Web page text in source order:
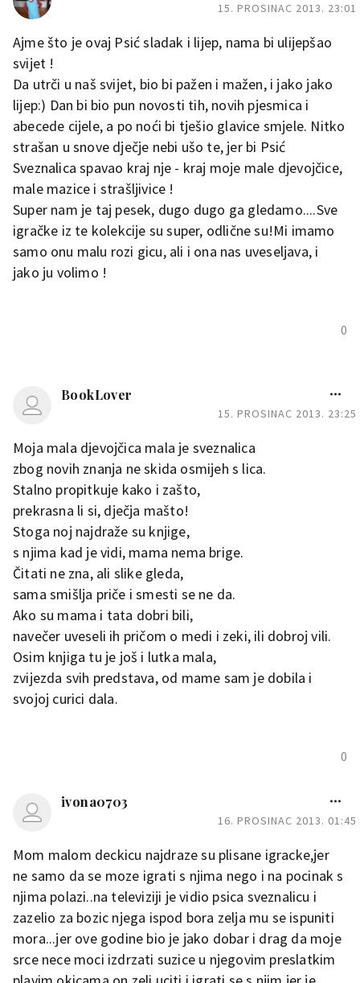
15. PROSINAC 2013. 23:01
Ajme što je ovaj Psić sladak i lijep, nama bi ulijepšao
svijet !
Da utrči u naš svijet, bio bi pažen i mažen, i jako jako
lijep:) Dan bi bio pun novosti tih, novih pjesmica i
abecede cijele, a po noći bi tješio glavice smjele. Nitko
strašan u snove dječje nebi ušo te, jer bi Psić
Sveznalica spavao kraj nje - kraj moje male djevojčice,
male mazice i strašljivice !
Super nam je taj pesek, dugo dugo ga gledamo....Sve
igračke iz te kolekcije su super, odlične su!Mi imamo
samo onu malu rozi gicu, ali i ona nas uveseljava, i
jako ju volimo !
0
BookLover
15. PROSINAC 2013. 23:25
Moja mala djevojčica mala je sveznalica
zbog novih znanja ne skida osmijeh s lica.
Stalno propitkuje kako i zašto,
prekrasna li si, dječja mašto!
Stoga noj najdraže su knjige,
s njima kad je vidi, mama nema brige.
Čitati ne zna, ali slike gleda,
sama smišlja priče i smesti se ne da.
Ako su mama i tata dobri bili,
navečer uveseli ih pričom o medi i zeki, ili dobroj vili.
Osim knjiga tu je još i lutka mala,
zvijezda svih predstava, od mame sam je dobila i
svojoj curici dala.
0
ivona0703
16. PROSINAC 2013. 01:45
Mom malom deckicu najdraze su plisane igracke,jer
ne samo da se moze igrati s njima nego i na pocinak s
njima polazi..na televiziji je vidio psica sveznalicu i
zazelio za bozic njega ispod bora zelja mu se ispuniti
mora...jer ove godine bio je jako dobar i drag da moje
srce nece moci izdrzati suzice u njegovim preslatkim